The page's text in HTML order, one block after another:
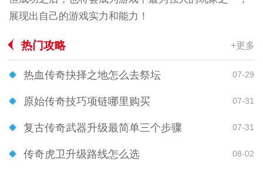
展现出自己的游戏实力和能力！
热门攻略 +更多
热血传奇抉择之地怎么去祭坛 07-29
原始传奇技巧项链哪里购买 07-31
复古传奇武器升级最简单三个步骤 07-31
传奇虎卫升级路线怎么选 08-02